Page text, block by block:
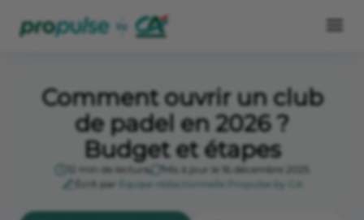
Comment ouvrir un club
de padel en 2026 ?
Budget et étapes
12 min de lecture
Mis à jour le 16 décembre 2025
Écrit par
Équipe rédactionnelle Propulse by CA